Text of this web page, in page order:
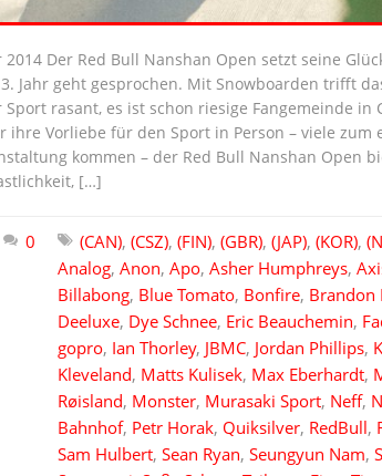
2014 Der Red Bull Nanshan Open setzt seine
Jahr geht gesprochen. Mit Snowboarden trifft
rasant, es ist schon riesige Fangemeinde
Vorliebe für den Sport in Person – viele
kommen – der Red Bull Nanshan Open
[…]
0 (CAN), (CSZ), (FIN), (GBR), (JAP), (KOR),
Analog, Anon, Apo, Asher Humphreys,
Billabong, Blue Tomato, Bonfire, Brandon
Deeluxe, Dye Schnee, Eric Beauchemin,
gopro, Ian Thorley, JBMC, Jordan Phillips,
Kleveland, Matts Kulisek, Max Eberhardt,
Røisland, Monster, Murasaki Sport, Neff,
Bahnhof, Petr Horak, Quiksilver, RedBull,
Sam Hulbert, Sean Ryan, Seungyun Nam,